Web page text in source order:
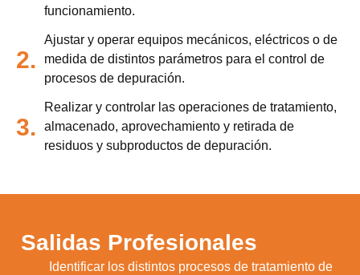
funcionamiento.
2.
Ajustar y operar equipos mecánicos, eléctricos o de
medida de distintos parámetros para el control de
procesos de depuración.
3.
Realizar y controlar las operaciones de tratamiento,
almacenado, aprovechamiento y retirada de
residuos y subproductos de depuración.
Salidas Profesionales
Identificar los distintos procesos de tratamiento de